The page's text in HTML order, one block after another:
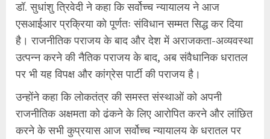
डॉ. सुधांशु त्रिवेदी ने कहा कि सर्वोच्च न्यायालय ने आज
एसआईआर प्रक्रिया को पूर्णतः संविधान सम्मत सिद्ध कर दिया
है। राजनीतिक पराजय के बाद और देश में अराजकता-अव्यवस्था
उत्पन्न करने की नैतिक पराजय के बाद, अब संवैधानिक धरातल
पर भी यह विपक्ष और कांग्रेस पार्टी की पराजय है।
उन्होंने कहा कि लोकतंत्र की समस्त संस्थाओं को अपनी
राजनीतिक अक्षमता को ढंकने के लिए आरोपित करने और लांछित
करने के सभी कुप्रयास आज सर्वोच्च न्यायालय के धरातल पर